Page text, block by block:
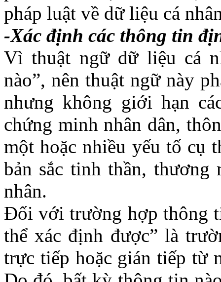
pháp luật về dữ liệu cá
-Xác định các thông tin
Vì thuật ngữ dữ liệu cá
nào”, nên thuật ngữ này
nhưng không giới hạn
chứng minh nhân dân,
một hoặc nhiều yếu tố cụ
bản sắc tinh thần, thương
nhân.
Đối với trường hợp thông
thể xác định được” là
trực tiếp hoặc gián tiếp từ